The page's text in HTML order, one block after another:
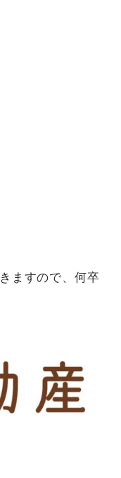
ますので、何卒